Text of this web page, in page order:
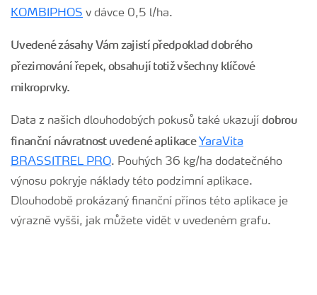
KOMBIPHOS v dávce 0,5 l/ha.
Uvedené zásahy Vám zajistí předpoklad dobrého
přezimování řepek, obsahují totiž všechny klíčové
mikroprvky.
Data z našich dlouhodobých pokusů také ukazují dobrou
finanční návratnost uvedené aplikace YaraVita
BRASSITREL PRO. Pouhých 36 kg/ha dodatečného
výnosu pokryje náklady této podzimní aplikace.
Dlouhodobě prokázaný finanční přínos této aplikace je
výrazně vyšší, jak můžete vidět v uvedeném grafu.